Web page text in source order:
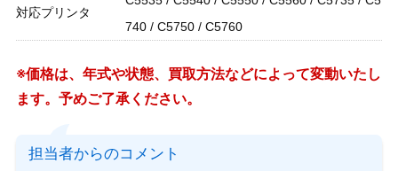
対応プリンタ
740 / C5750 / C5760
※価格は、年式や状態、買取方法などによって変動いたし
ます。予めご了承ください。
担当者からのコメント